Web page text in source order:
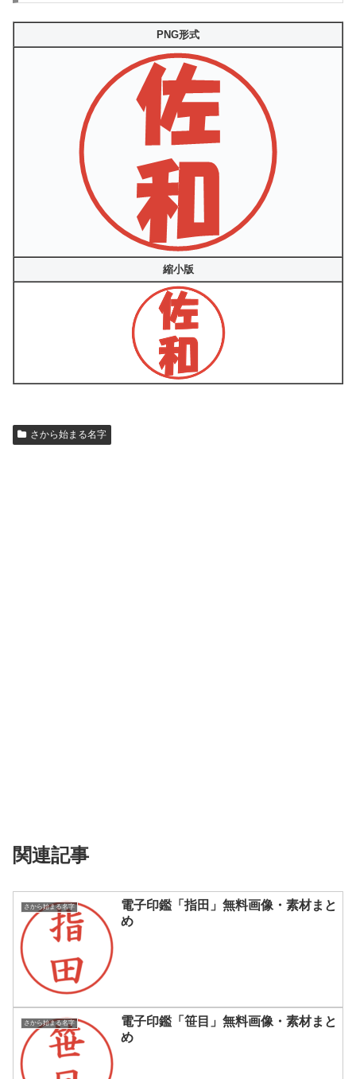
PNG形式
縮小版
さから始まる名字
関連記事
さから始まる名字
電子印鑑「指田」無料画像・素材まと
め
さから始まる名字
電子印鑑「笹目」無料画像・素材まと
め